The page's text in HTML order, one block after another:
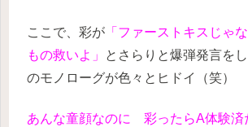
ここで、彩が 「ファーストキスじゃ
もの救いよ」
とさらりと爆弾発言をし
のモノローグが色々とヒドイ（笑）
あんな童顔なのに 彩ったらA体験